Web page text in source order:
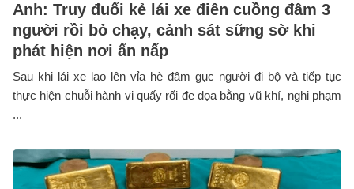
Anh: Truy đuổi kẻ lái xe điên cuồng đâm 3
người rồi bỏ chạy, cảnh sát sững sờ khi
phát hiện nơi ẩn nấp
Sau khi lái xe lao lên vỉa hè đâm gục người đi bộ và tiếp tục
thực hiện chuỗi hành vi quấy rối đe dọa bằng vũ khí, nghi phạm
...